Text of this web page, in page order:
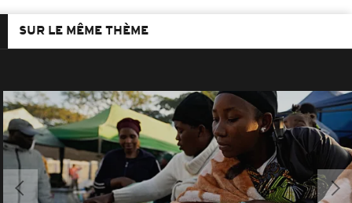
SUR LE MÊME THÈME